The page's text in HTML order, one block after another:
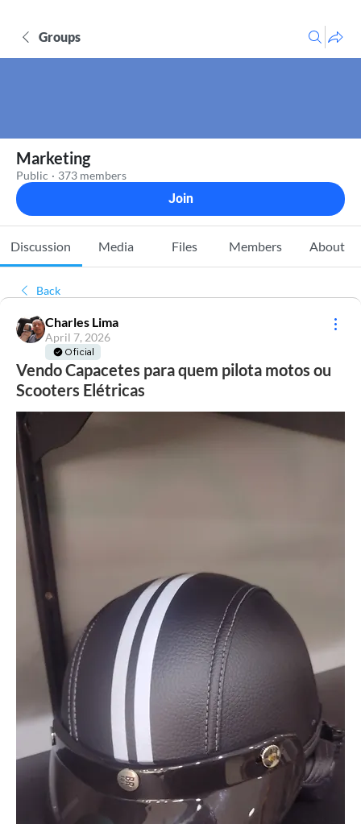
Groups
Marketing
Public · 373 members
Join
Discussion Media Files Members About
Back
Charles Lima
April 7, 2026
Oficial
Vendo Capacetes para quem pilota motos ou
Scooters Elétricas